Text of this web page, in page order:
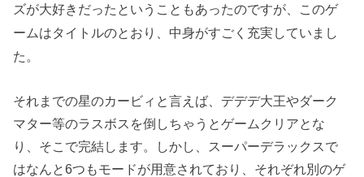
ズが大好きだったということもあったのですが、このゲ
ームはタイトルのとおり、中身がすごく充実していまし
た。
それまでの星のカービィと言えば、デデデ大王やダーク
マター等のラスボスを倒しちゃうとゲームクリアとな
り、そこで完結します。しかし、スーパーデラックスで
はなんと6つもモードが用意されており、それぞれ別のゲ